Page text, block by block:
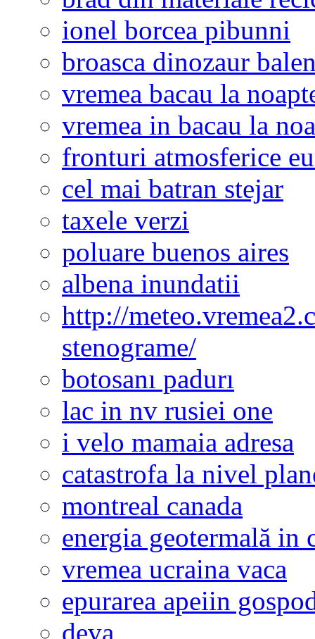
ionel borcea pibunni
broasca dinozaur
vremea bacau la
vremea in bacau la
fronturi atmosferice
cel mai batran stejar
taxele verzi
poluare buenos aires
albena inundatii
http://
stenograme/
botosanı padurı
lac in nv rusiei one
i velo mamaia adresa
catastrofa la nivel
montreal canada
energia geotermală in
vremea ucraina vaca
epurarea apeiin
deva